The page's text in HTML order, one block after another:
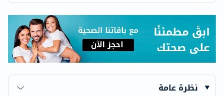
نظرة عامة